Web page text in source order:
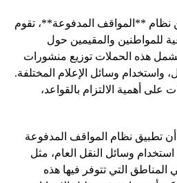
نظام **المواقف المدفوعة**، تقوم
للمواطنين والمقيمين حول
وتشمل هذه الحملات توزيع منشورات
واستخدام وسائل الإعلام المختلفة.
على أهمية الالتزام بالقواعد،
تطبيق نظام المواقف المدفوعة
وسائل النقل العام، مثل
المناطق التي تتوفر فيها هذه